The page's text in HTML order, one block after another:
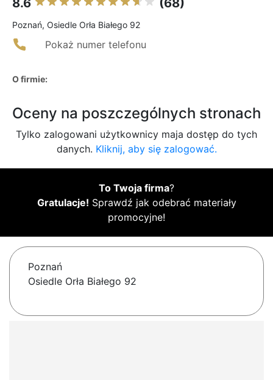
8.6 (68)
Poznań, Osiedle Orła Białego 92
Pokaż numer telefonu
O firmie:
Oceny na poszczególnych stronach
Tylko zalogowani użytkownicy maja dostęp do tych
danych. Kliknij, aby się zalogować.
To Twoja firma?
Gratulacje! Sprawdź jak odebrać materiały
promocyjne!
Poznań
Osiedle Orła Białego 92